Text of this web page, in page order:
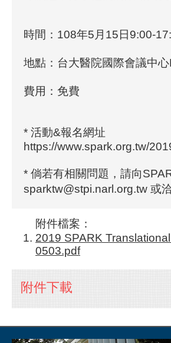
時間：108年5月15日9:00-
地點：台大醫院國際會議中
費用：免費
* 活動&報名網址
https://www.spark.org.tw/
* 倘若有相關問題，請向
sparktw@stpi.narl.org.tw 或
附件檔案：
2019 SPARK
0503.pdf
附件下載